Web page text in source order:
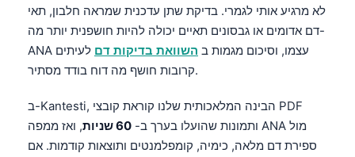
לא מרגיע אותי לגמרי. בדיקת שתן עדכנית שמראה חלבון, תאי
דם אדומים או גבסונים תאיים יכולה להיות חושפנית יותר מה-
ANA עצמו, וסיכום מגמות ב השוואת בדיקות דם לעיתים
קרובות חושף מה דוח בודד מסתיר.
ב-Kantesti, הבינה המלאכותית שלנו קוראת קובצי PDF
ותמונות שהועלו בערך ב- 60 שניות
, ואז ממפה ANA מול
ספירת דם מלאה, כימיה, קומפלמנטים ותוצאות קודמות. אם